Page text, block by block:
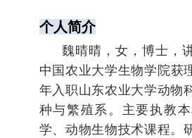
个人简介
魏晴晴，女，博士，
中国农业大学生物学院获
年入职山东农业大学动物
种与繁殖系。主要执教
学、动物生物技术课程。